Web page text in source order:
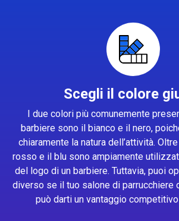
Scegli il colore
I due colori più comunemente
barbiere sono il bianco e il nero,
chiaramente la natura dell’attività.
rosso e il blu sono ampiamente
del logo di un barbiere. Tuttavia, puoi
diverso se il tuo salone di parrucchiere
può darti un vantaggio